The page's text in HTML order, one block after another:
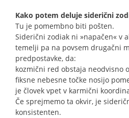
Kako potem deluje siderični
Tu je pomembno biti pošten.
Siderični zodiak ni »napačen« v
temelji pa na povsem drugačni
predpostavke, da:
kozmični red obstaja neodvisno
fiksne nebesne točke nosijo
je človek vpet v karmični
Če sprejmemo ta okvir, je
konsistenten.